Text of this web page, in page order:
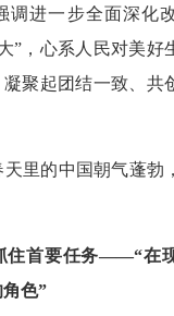
调进一步全面深化
”，心系人民对美好
聚起团结一致、共
天里的中国朝气蓬勃
住首要任务——“在
色”